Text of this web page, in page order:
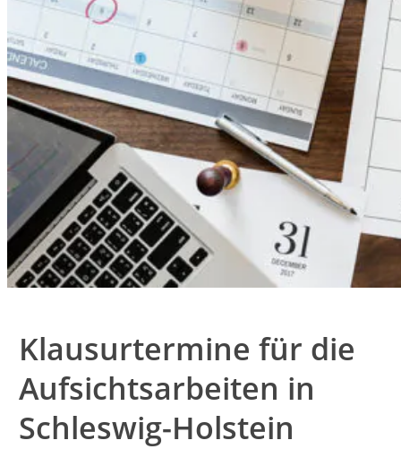
Klausurtermine für die
Aufsichtsarbeiten in
Schleswig-Holstein